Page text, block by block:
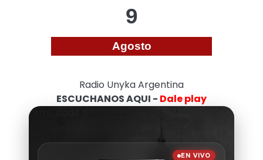
9
Agosto
Radio Unyka Argentina
ESCUCHANOS AQUI - Dale play